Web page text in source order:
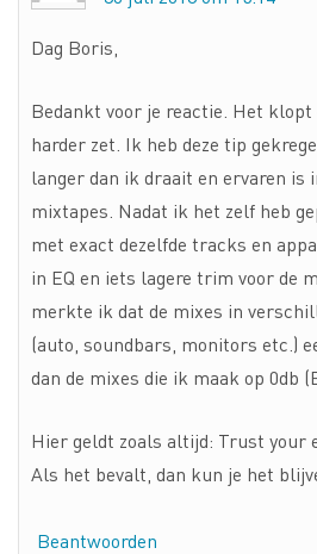
Dag Boris,
Bedankt voor je reactie. Het klopt
harder zet. Ik heb deze tip
langer dan ik draait en ervaren is
mixtapes. Nadat ik het zelf heb
met exact dezelfde tracks en
in EQ en iets lagere trim voor de
merkte ik dat de mixes in
(auto, soundbars, monitors etc.)
dan de mixes die ik maak op 0db
Hier geldt zoals altijd: Trust your
Als het bevalt, dan kun je het
Beantwoorden